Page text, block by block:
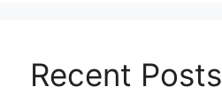
Recent Posts